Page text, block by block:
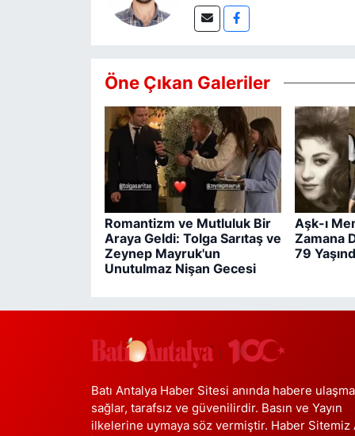
Öne Çıkan Galeriler
Romantizm ve Mutluluk Bir
Araya Geldi: Tolga Sarıtaş ve
Zeynep Mayruk'un
Unutulmaz Nişan Gecesi
Aşk-ı
Zamana
79
Batı Antalya Haber Sitesi anında habere
sağlar, tarafsız ve güvenilirdir. Basın ve Yayın
ilkelerine uymaya söz vermiştir. Haber Sitemiz